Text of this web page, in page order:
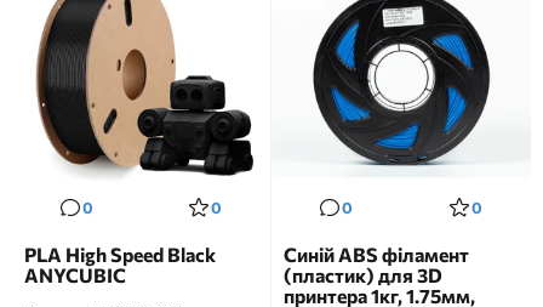
0 0
PLA High Speed Black
ANYCUBIC
0 0
Синій ABS філамент
(пластик) для 3D
принтера 1кг, 1.75мм,